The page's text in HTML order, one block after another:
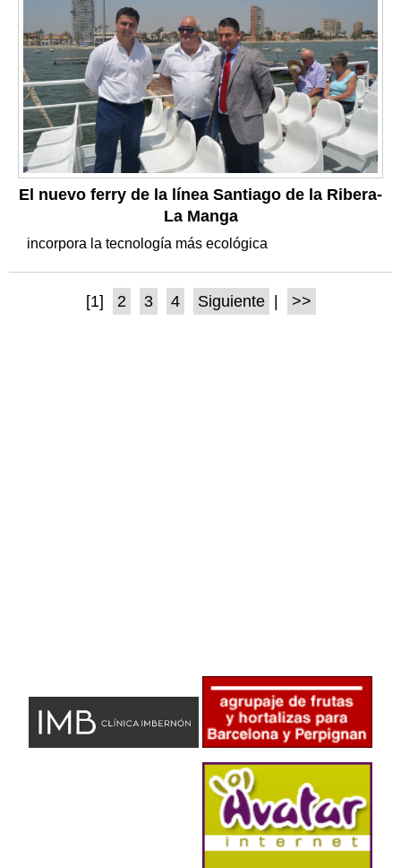
El nuevo ferry de la línea Santiago de la Ribera-
La Manga
incorpora la tecnología más ecológica
[1] 2 3 4 Siguiente | >>